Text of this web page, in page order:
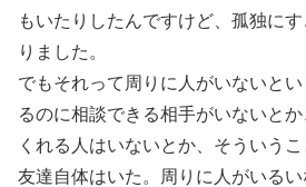
もいたりしたんですけど、孤独に
りました。
でもそれって周りに人がいないと
るのに相談できる相手がいないと
くれる人はいないとか、そういうこ
友達自体はいた。周りに人がいる